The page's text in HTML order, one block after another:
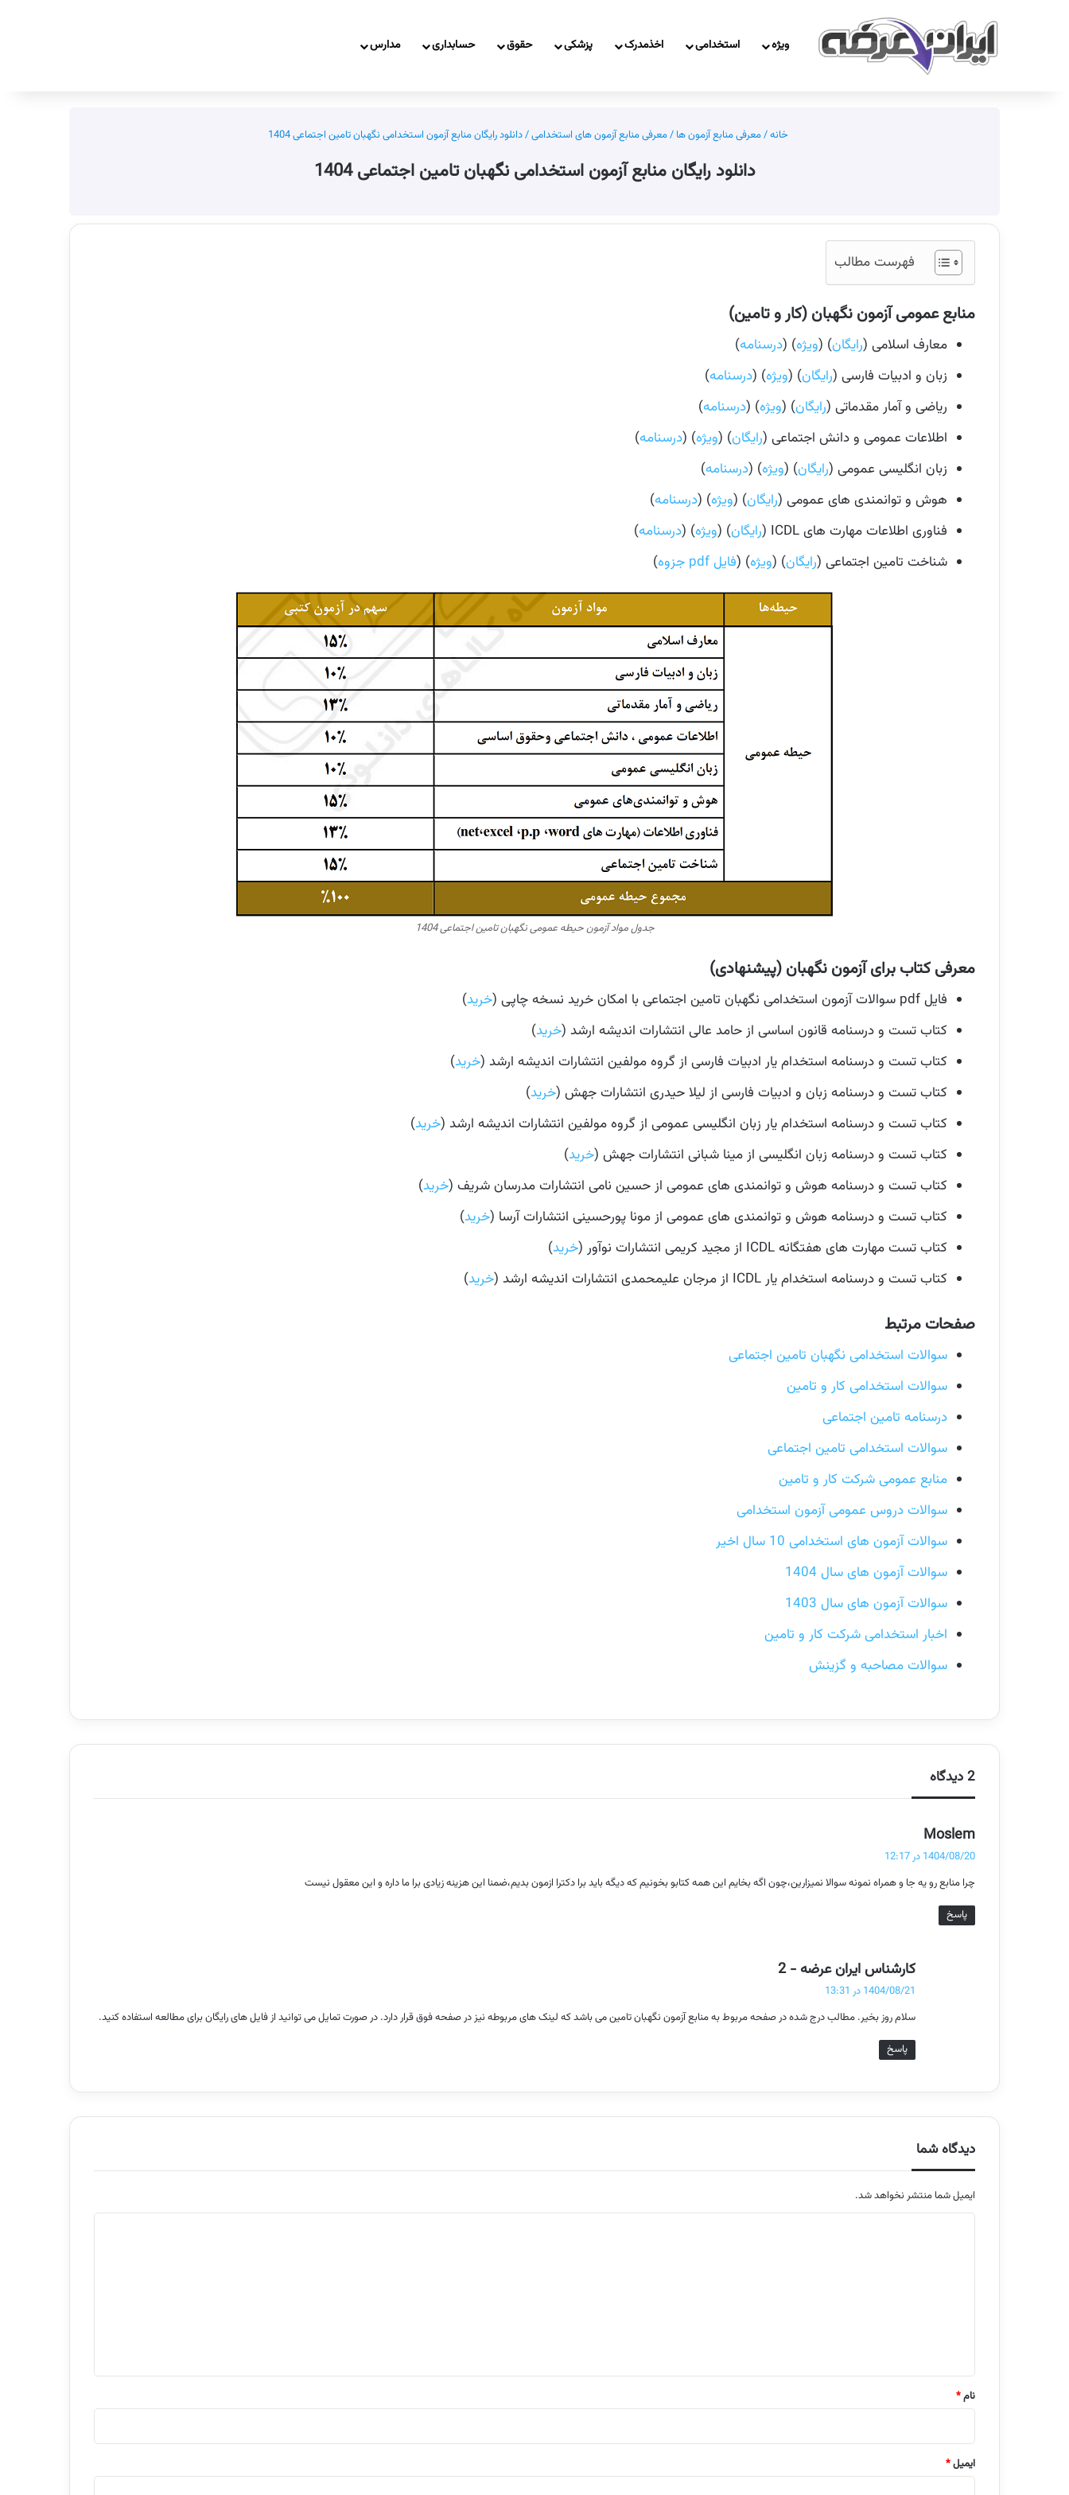
ویژه استخدامی اخذمدرک پزشکی حقوق حسابداری مدارس
خانه/معرفی منابع آزمون ها /معرفی منابع آزمون های استخدامی/دانلود رایگان منابع آزمون استخدامی نگهبان تامین اجتماعی 1404
دانلود رایگان منابع آزمون استخدامی نگهبان تامین اجتماعی 1404
فهرست مطالب
منابع عمومی آزمون نگهبان (کار و تامین)
معارف اسلامی (رایگان) (ویژه) (درسنامه)
زبان و ادبیات فارسی (رایگان) (ویژه) (درسنامه)
ریاضی و آمار مقدماتی (رایگان) (ویژه) (درسنامه)
اطلاعات عمومی و دانش اجتماعی (رایگان) (ویژه) (درسنامه)
زبان انگلیسی عمومی (رایگان) (ویژه) (درسنامه)
هوش و توانمندی های عمومی (رایگان) (ویژه) (درسنامه)
فناوری اطلاعات مهارت های ICDL (
رایگان) (ویژه) (درسنامه)
شناخت تامین اجتماعی (رایگان) (ویژه) (فایل pdf جزوه )
جدول مواد آزمون حیطه عمومی نگهبان تامین اجتماعی 1404
معرفی کتاب برای آزمون نگهبان (پیشنهادی)
فایل pdf سوالات آزمون استخدامی نگهبان تامین اجتماعی با امکان خرید نسخه چاپی ( خرید)
کتاب تست و درسنامه قانون اساسی از حامد عالی انتشارات اندیشه ارشد (خرید)
کتاب تست و درسنامه استخدام یار ادبیات فارسی از گروه مولفین انتشارات اندیشه ارشد (خرید)
کتاب تست و درسنامه زبان و ادبیات فارسی از لیلا حیدری انتشارات جهش (خرید)
کتاب تست و درسنامه استخدام یار زبان انگلیسی عمومی از گروه مولفین انتشارات اندیشه ارشد (خرید)
کتاب تست و درسنامه زبان انگلیسی از مینا شبانی انتشارات جهش (خرید)
کتاب تست و درسنامه هوش و توانمندی های عمومی از حسین نامی انتشارات مدرسان شریف (خرید)
کتاب تست و درسنامه هوش و توانمندی های عمومی از مونا پورحسینی انتشارات آرسا (خرید)
کتاب تست مهارت های هفتگانه ICDL از مجید کریمی انتشارات نوآور (
خرید)
کتاب تست و درسنامه استخدام یار ICDL از مرجان علیمحمدی انتشارات اندیشه ارشد (
خرید)
صفحات مرتبط
سوالات استخدامی نگهبان تامین اجتماعی
سوالات استخدامی کار و تامین
درسنامه تامین اجتماعی
سوالات استخدامی تامین اجتماعی
منابع عمومی شرکت کار و تامین
سوالات دروس عمومی آزمون استخدامی
سوالات آزمون های استخدامی 10 سال اخیر
سوالات آزمون های سال 1404
سوالات آزمون های سال 1403
اخبار استخدامی شرکت کار و تامین
سوالات مصاحبه و گزینش
2 دیدگاه
Moslem
:
1404/08/20 در 12:17
چرا منابع رو یه جا و همراه نمونه سوالا نمیزارین،چون اگه بخایم این همه کتابو بخونیم که دیگه باید برا دکترا ازمون بدیم،ضمنا این هزینه زیادی برا ما داره و این معقول نیست
پاسخ
کارشناس ایران عرضه - 2
:
1404/08/21 در 13:31
سلام روز بخیر. مطالب درج شده در صفحه مربوط به منابع آزمون نگهبان تامین می باشد که لینک های مربوطه نیز در صفحه فوق قرار دارد. در صورت تمایل می توانید از فایل های رایگان برای مطالعه استفاده کنید.
پاسخ
دیدگاه شما
ایمیل شما منتشر نخواهد شد.
ا
ه
نام*
ایمیل*